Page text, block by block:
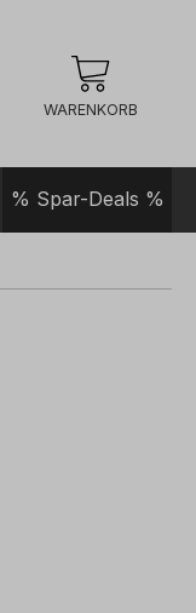
WARENKORB
% Spar-Deals %